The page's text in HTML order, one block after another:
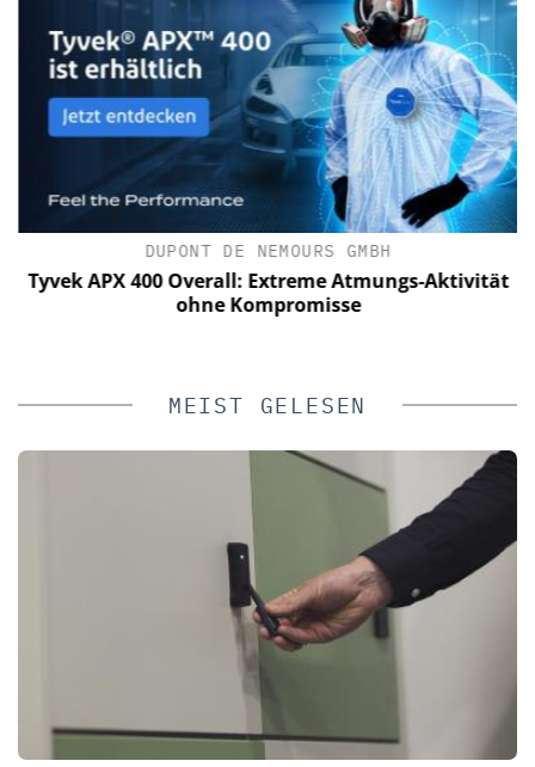
DUPONT DE NEMOURS GMBH
Tyvek APX 400 Overall: Extreme Atmungs-Aktivität
ohne Kompromisse
MEIST GELESEN